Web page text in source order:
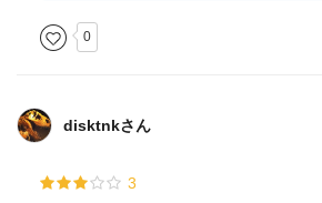
0
disktnkさん
3